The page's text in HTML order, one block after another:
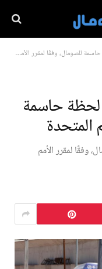
وفقًا لمقرر الأمم المتحدة
لحظة حاسمة
المتحدة
وفقًا لمقرر الأمم